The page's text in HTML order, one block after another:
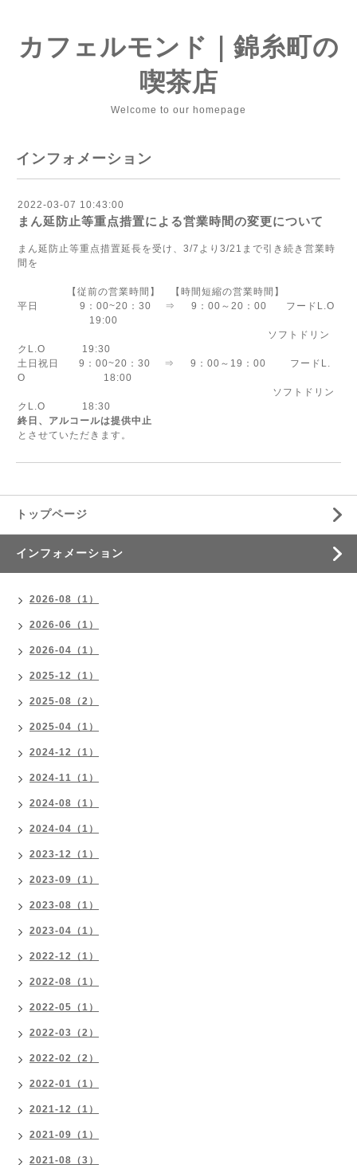
カフェルモンド｜錦糸町の
喫茶店
Welcome to our homepage
インフォメーション
2022-03-07 10:43:00
まん延防止等重点措置による営業時間の変更について
まん延防止等重点措置延長を受け、3/7より3/21まで引き続き営業時
間を
【従前の営業時間】 【時間短縮の営業時間】
平日 9：00~20：30 ⇒ 9：00～20：00 フードL.O
19:00
ソフトドリン
クL.O 19:30
土日祝日 9：00~20：30 ⇒ 9：00～19：00 フードL.
O 18:00
ソフトドリン
クL.O 18:30
終日、アルコールは提供中止
とさせていただきます。
トップページ
インフォメーション
2026-08（1）
2026-06（1）
2026-04（1）
2025-12（1）
2025-08（2）
2025-04（1）
2024-12（1）
2024-11（1）
2024-08（1）
2024-04（1）
2023-12（1）
2023-09（1）
2023-08（1）
2023-04（1）
2022-12（1）
2022-08（1）
2022-05（1）
2022-03（2）
2022-02（2）
2022-01（1）
2021-12（1）
2021-09（1）
2021-08（3）